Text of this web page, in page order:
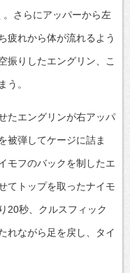
さらにアッパーから左
疲れから体が流れるよう
振りしたエングリン、こ
う。
たエングリンが右アッパ
被弾してケージに詰ま
モフのバックを制したエ
てトップを取ったナイモ
20秒、クルスフィック
れながら足を戻し、タイ